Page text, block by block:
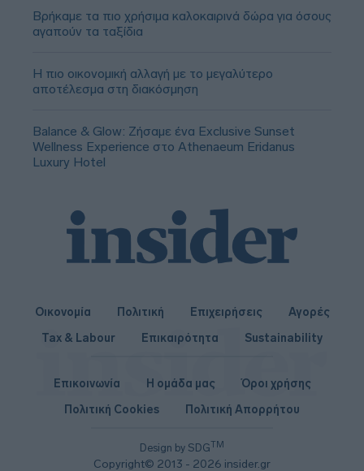
Βρήκαμε τα πιο χρήσιμα καλοκαιρινά δώρα για όσους
αγαπούν τα ταξίδια
Η πιο οικονομική αλλαγή με το μεγαλύτερο
αποτέλεσμα στη διακόσμηση
Balance & Glow: Ζήσαμε ένα Exclusive Sunset
Wellness Experience στο Athenaeum Eridanus
Luxury Hotel
Οικονομία Πολιτική Επιχειρήσεις
Αγορές
Tax & Labour
Επικαιρότητα Sustainability
Design by SDGTM
Copyright© 2013 - 2026 insider.gr
Επικοινωνία Η ομάδα μας
Όροι χρήσης
Πολιτική Cookies
Πολιτική Απορρήτου